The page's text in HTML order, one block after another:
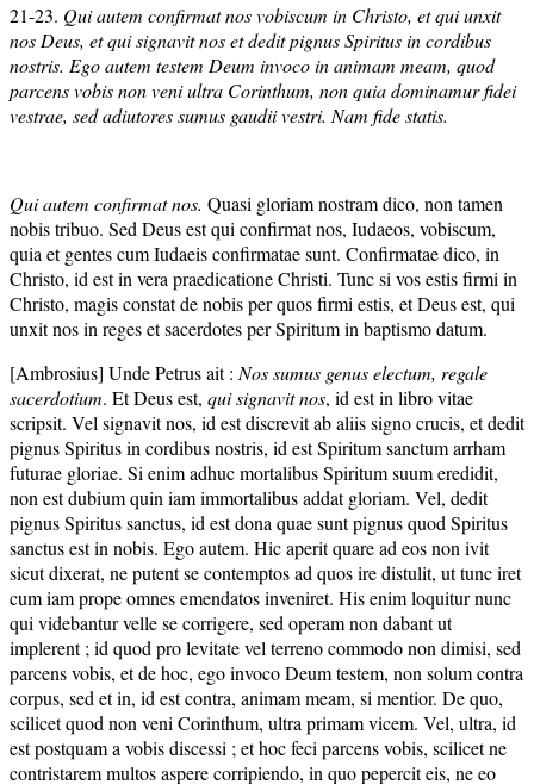
21-23. Qui autem confirmat nos vobiscum in Christo, et qui unxit
nos Deus, et qui signavit nos et dedit pignus Spiritus in cordibus
nostris. Ego autem testem Deum invoco in animam meam, quod
parcens vobis non veni ultra Corinthum, non quia dominamur fidei
vestrae, sed adiutores sumus gaudii vestri. Nam fide statis.
Qui autem confirmat nos. Quasi gloriam nostram dico, non tamen
nobis tribuo. Sed Deus est qui confirmat nos, Iudaeos, vobiscum,
quia et gentes cum Iudaeis confirmatae sunt. Confirmatae dico, in
Christo, id est in vera praedicatione Christi. Tunc si vos estis firmi in
Christo, magis constat de nobis per quos firmi estis, et Deus est, qui
unxit nos in reges et sacerdotes per Spiritum in baptismo datum.
[Ambrosius] Unde Petrus ait : Nos sumus genus electum, regale
sacerdotium. Et Deus est, qui signavit nos, id est in libro vitae
scripsit. Vel signavit nos, id est discrevit ab aliis signo crucis, et dedit
pignus Spiritus in cordibus nostris, id est Spiritum sanctum arrham
futurae gloriae. Si enim adhuc mortalibus Spiritum suum eredidit,
non est dubium quin iam immortalibus addat gloriam. Vel, dedit
pignus Spiritus sanctus, id est dona quae sunt pignus quod Spiritus
sanctus est in nobis. Ego autem. Hic aperit quare ad eos non ivit
sicut dixerat, ne putent se contemptos ad quos ire distulit, ut tunc iret
cum iam prope omnes emendatos inveniret. His enim loquitur nunc
qui videbantur velle se corrigere, sed operam non dabant ut
implerent ; id quod pro levitate vel terreno commodo non dimisi, sed
parcens vobis, et de hoc, ego invoco Deum testem, non solum contra
corpus, sed et in, id est contra, animam meam, si mentior. De quo,
scilicet quod non veni Corinthum, ultra primam vicem. Vel, ultra, id
est postquam a vobis discessi ; et hoc feci parcens vobis, scilicet ne
contristarem multos aspere corripiendo, in quo pepercit eis, ne eo